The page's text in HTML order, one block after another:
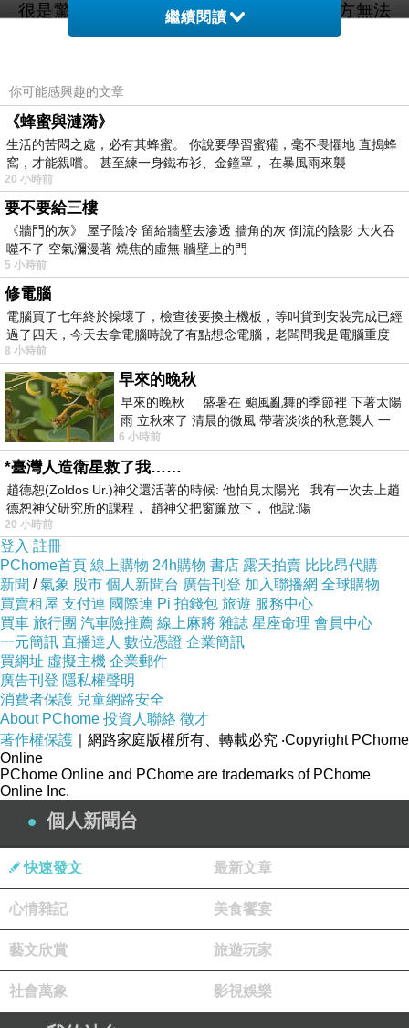
很是驚訝。畢竟在談感情的初期，如果對方無法
在你低潮時好好陪伴、傾聽，只想要你依照她的
時，會有耐心在旁相陪嗎？
有時候女人要的是你在旁陪伴，不需要你告訴她
如何解決問題，撫平情緒需要的是用心同理。
你曾著迷於我的理性，也因為我的理性而心冷。
(悄悄話)
2022-01-22 03:53:04
(悄悄話)
2021-12-26 23:32:16
繼續閱讀
你可能感興趣的文章
《蜂蜜與漣漪》
生活的苦悶之處，必有其蜂蜜。 你說要學習蜜獾，毫不畏懼地 直搗蜂
窩，才能親嚐。 甚至練一身鐵布衫、金鐘罩， 在暴風雨來襲
20 小時前
要不要給三樓
《牆門的灰》 屋子陰冷 留給牆壁去滲透 牆角的灰 倒流的陰影 大火吞
噬不了 空氣瀰漫著 燒焦的虛無 牆壁上的門
5 小時前
修電腦
電腦買了七年終於操壞了，檢查後要換主機板，等叫貨到安裝完成已經
過了四天，今天去拿電腦時說了有點想念電腦，老闆問我是電腦重度
8 小時前
早來的晚秋
早來的晚秋 盛暑在 颱風亂舞的季節裡 下著太陽
雨 立秋來了 清晨的微風 帶著淡淡的秋意襲人 一
下子 又被赤
6 小時前
*臺灣人造衛星救了我……
趙德恕(Zoldos Ur.)神父還活著的時候: 他怕見太陽光 我有一次去上趙
德恕神父研究所的課程， 趙神父把窗簾放下， 他說:陽
20 小時前
登入 註冊
PChome首頁 線上購物 24h購物 書店 露天拍賣 比比昂代購
新聞 /氣象 股市 個人新聞台 廣告刊登 加入聯播網 全球購物
買賣租屋 支付連 國際連 Pi 拍錢包 旅遊 服務中心
買車 旅行團 汽車險推薦 線上麻將 雜誌 星座命理 會員中心
一元簡訊 直播達人 數位憑證 企業簡訊
買網址 虛擬主機 企業郵件
廣告刊登 隱私權聲明
消費者保護 兒童網路安全
About PChome 投資人聯絡 徵才
著作權保護 ｜網路家庭版權所有、轉載必究 ‧Copyright PChome
Online
PChome Online and PChome are trademarks of PChome
Online Inc.
個人新聞台
快速發文 最新文章
心情雜記 美食饗宴
藝文欣賞 旅遊玩家
社會萬象 影視娛樂